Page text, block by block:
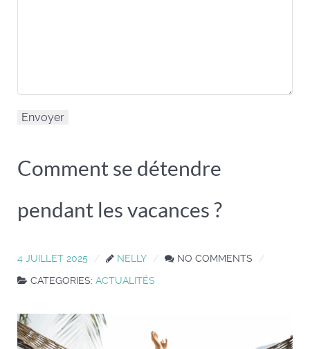
Comment se détendre
pendant les vacances ?
4 JUILLET 2025 NELLY
NO COMMENTS
CATEGORIES: ACTUALITÉS